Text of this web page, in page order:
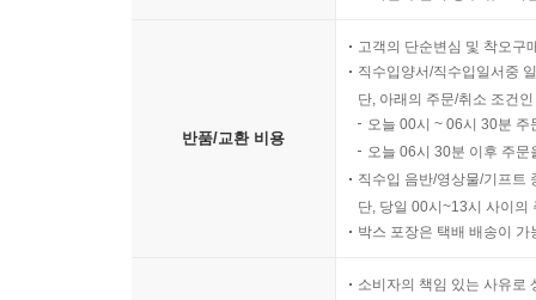
반품/교환 비용
고객의 단순변심 및 착오구
직수입양서/직수입일서중
단, 아래의 주문/취소 조건
오늘 00시 ~ 06시 30분
오늘 06시 30분 이후 주
직수입 음반/영상물/기프트
단, 당일 00시~13시 사이의
박스 포장은 택배 배송이
소비자의 책임 있는 사유로